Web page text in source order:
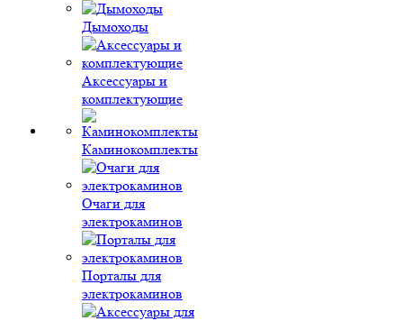
Дымоходы
Аксессуары и
комплектующие
Каминокомплекты
Очаги для
электрокаминов
Порталы для
электрокаминов